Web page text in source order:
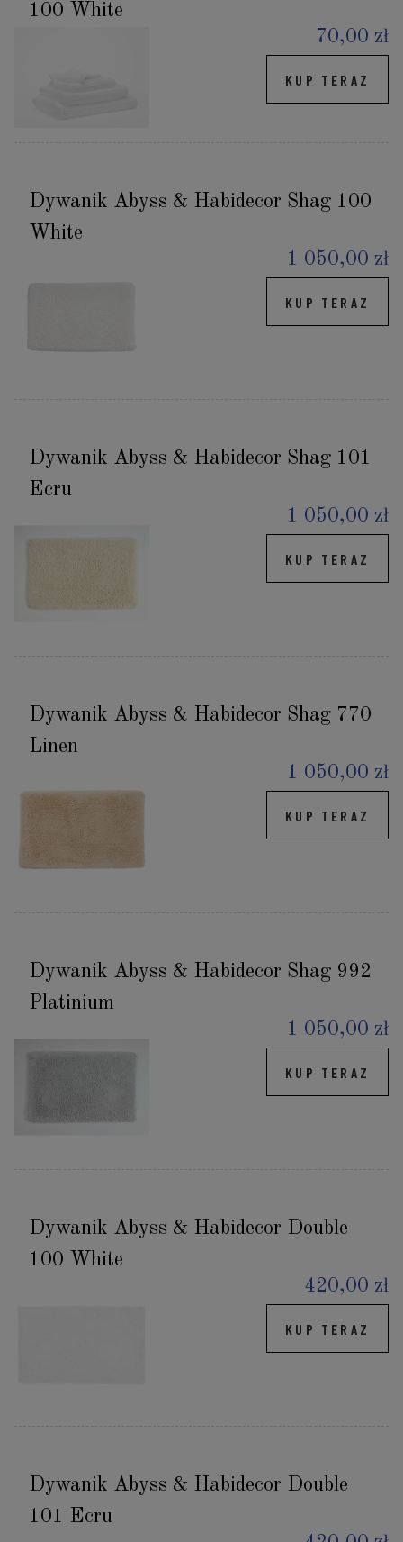
100 White
70,00 zł
KUP TERAZ
Dywanik Abyss & Habidecor Shag 100
White
1 050,00 zł
KUP TERAZ
Dywanik Abyss & Habidecor Shag 101
Ecru
1 050,00 zł
KUP TERAZ
Dywanik Abyss & Habidecor Shag 770
Linen
1 050,00 zł
KUP TERAZ
Dywanik Abyss & Habidecor Shag 992
Platinium
1 050,00 zł
KUP TERAZ
Dywanik Abyss & Habidecor Double
100 White
420,00 zł
KUP TERAZ
Dywanik Abyss & Habidecor Double
101 Ecru